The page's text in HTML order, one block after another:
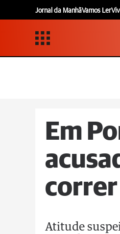
Jornal da ManhãVamos Ler
Em
correr
Atitude